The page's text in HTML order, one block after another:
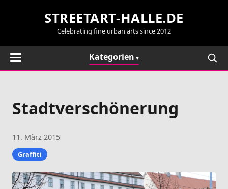
STREETART-HALLE.DE
Celebrating fine urban arts since 2012
Kategorien
Stadtverschönerung
11. März 2015
Graffiti